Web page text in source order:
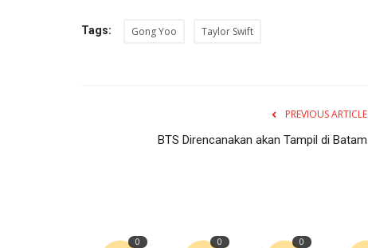
Tags: Gong Yoo Taylor Swift
PREVIOUS ARTICLE
BTS Direncanakan akan Tampil di Batam
0 0 0